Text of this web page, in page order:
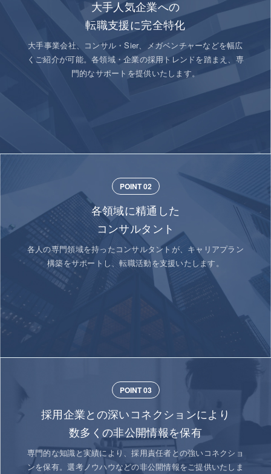
大手人気企業への
転職支援に完全特化
大手事業会社、コンサル・Sier、メガベンチャーなどを幅広
くご紹介が可能。各領域・企業の採用トレンドを踏まえ、専
門的なサポートを提供いたします。
POINT 02
各領域に精通した
コンサルタント
各人の専門領域を持ったコンサルタントが、キャリアプラン
構築をサポートし、転職活動を支援いたします。
POINT 03
採用企業との深いコネクションにより
数多くの非公開情報を保有
専門的な知識と実績により、採用責任者との強いコネクショ
ンを保有。選考ノウハウなどの非公開情報をご提供いたしま